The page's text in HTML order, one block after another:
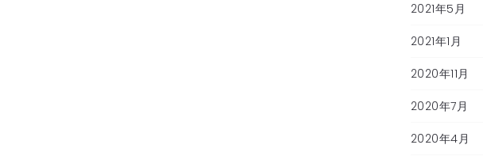
2021年5月
2021年1月
2020年11月
2020年7月
2020年4月